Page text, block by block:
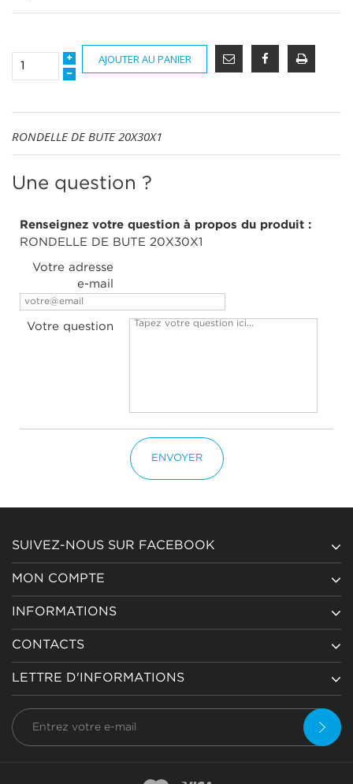
AJOUTER AU PANIER
RONDELLE DE BUTE 20X30X1
Une question ?
Renseignez votre question à propos du produit :
RONDELLE DE BUTE 20X30X1
Votre adresse
e-mail
Votre question
ENVOYER
SUIVEZ-NOUS SUR FACEBOOK
MON COMPTE
INFORMATIONS
CONTACTS
LETTRE D'INFORMATIONS